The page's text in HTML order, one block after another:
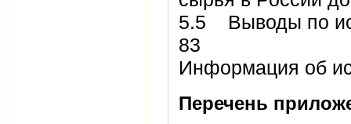
5.5 Выводы по
83
Информация об
Перечень